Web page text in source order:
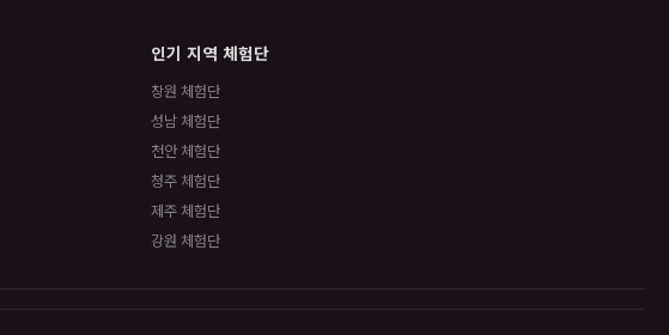
인기 지역 체험단
창원 체험단
성남 체험단
천안 체험단
청주 체험단
제주 체험단
강원 체험단